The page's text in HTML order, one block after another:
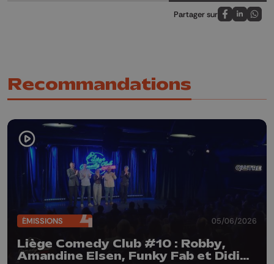
Partager sur
Partagez sur
Partagez
Recommandations
ÉMISSIONS 05/06/2026
Liège Comedy Club #10 : Robby,
Amandine Elsen, Funky Fab et Didier